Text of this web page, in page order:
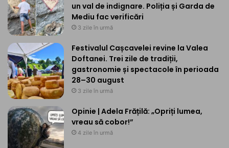
un val de indignare. Poliția și Garda de
Mediu fac verificări
3 zile în urmă
Festivalul Cașcavelei revine la Valea
Doftanei. Trei zile de tradiții,
gastronomie și spectacole în perioada
28–30 august
3 zile în urmă
Opinie | Adela Frățilă: „Opriți lumea,
vreau să cobor!”
4 zile în urmă